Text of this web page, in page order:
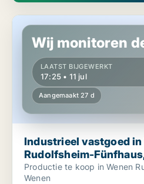
Industrieel vastgoed in Wenen
Wij monitoren
LAATST BIJGEWERKT
17:25 • 11 jul
Aangemaakt 27 d
Industrieel vastgoed in
Rudolfsheim-
Productie te koop in Wenen
Wenen